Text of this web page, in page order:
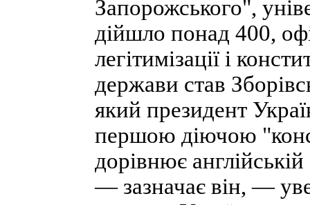
Запорожського",
дійшло понад 400,
легітимізації і
держави став
який президент
першою діючою
дорівнює
— зазначає він, —